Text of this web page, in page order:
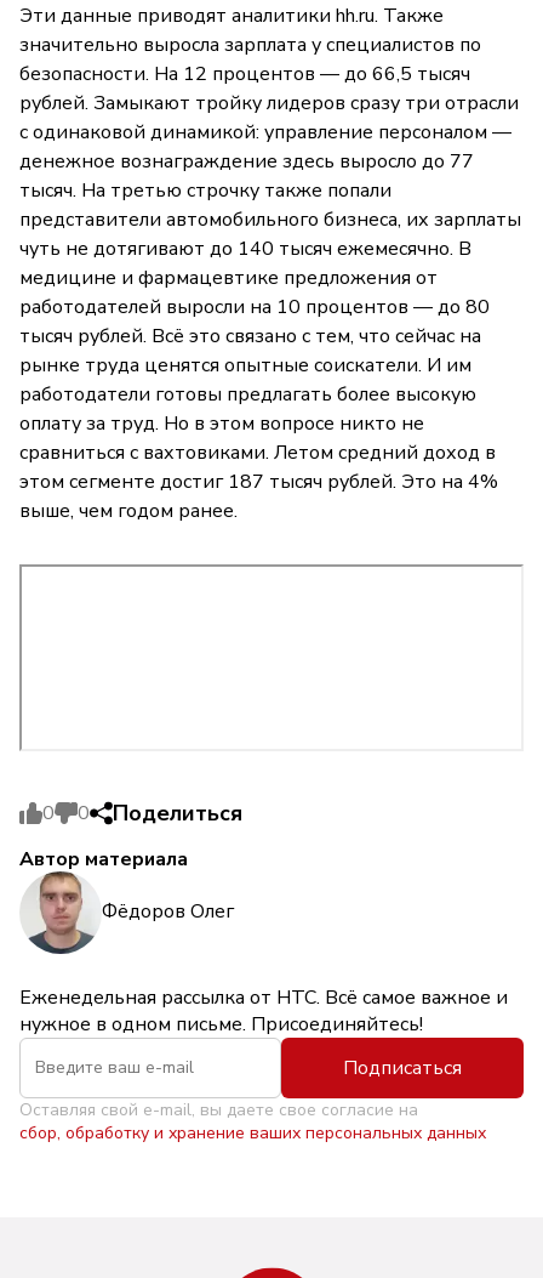
Эти данные приводят аналитики hh.ru. Также
значительно выросла зарплата у специалистов по
безопасности. На 12 процентов — до 66,5 тысяч
рублей. Замыкают тройку лидеров сразу три отрасли
с одинаковой динамикой: управление персоналом —
денежное вознаграждение здесь выросло до 77
тысяч. На третью строчку также попали
представители автомобильного бизнеса, их зарплаты
чуть не дотягивают до 140 тысяч ежемесячно. В
медицине и фармацевтике предложения от
работодателей выросли на 10 процентов — до 80
тысяч рублей. Всё это связано с тем, что сейчас на
рынке труда ценятся опытные соискатели. И им
работодатели готовы предлагать более высокую
оплату за труд. Но в этом вопросе никто не
сравниться с вахтовиками. Летом средний доход в
этом сегменте достиг 187 тысяч рублей. Это на 4%
выше, чем годом ранее.
0 0 Поделиться
Автор материала
Фёдоров Олег
Еженедельная рассылка от НТС. Всё самое важное и
нужное в одном письме. Присоединяйтесь!
Подписаться
Оставляя свой e-mail, вы даете свое согласие на
сбор, обработку и хранение ваших персональных данных